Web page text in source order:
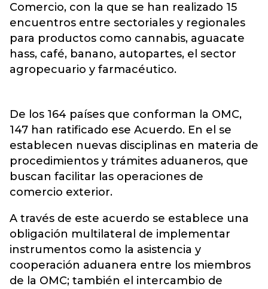
Comercio, con la que se han realizado 15
encuentros entre sectoriales y regionales
para productos como cannabis, aguacate
hass, café, banano, autopartes, el sector
agropecuario y farmacéutico.
De los 164 países que conforman la OMC,
147 han ratificado ese Acuerdo. En el se
establecen nuevas disciplinas en materia de
procedimientos y trámites aduaneros, que
buscan facilitar las operaciones de
comercio exterior.
A través de este acuerdo se establece una
obligación multilateral de implementar
instrumentos como la asistencia y
cooperación aduanera entre los miembros
de la OMC; también el intercambio de